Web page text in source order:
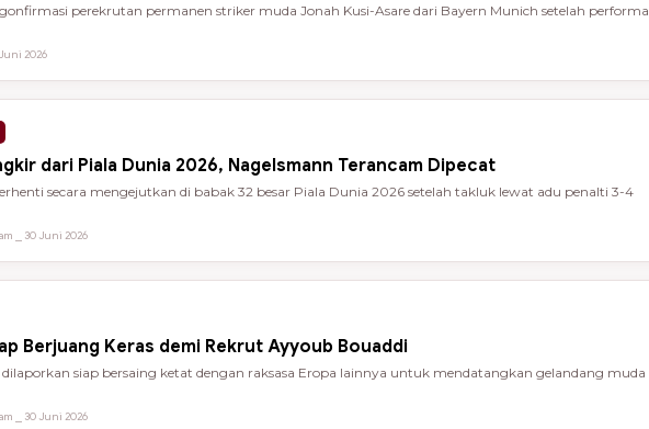
perekrutan permanen striker muda Jonah Kusi-Asare dari Bayern Munich setelah performa
2026
dari Piala Dunia 2026, Nagelsmann Terancam Dipecat
secara mengejutkan di babak 32 besar Piala Dunia 2026 setelah takluk lewat adu penalti 3-4
⎯ 30 Juni 2026
Berjuang Keras demi Rekrut Ayyoub Bouaddi
dilaporkan siap bersaing ketat dengan raksasa Eropa lainnya untuk mendatangkan gelandang muda
⎯ 30 Juni 2026